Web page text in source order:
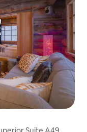
Suite A49